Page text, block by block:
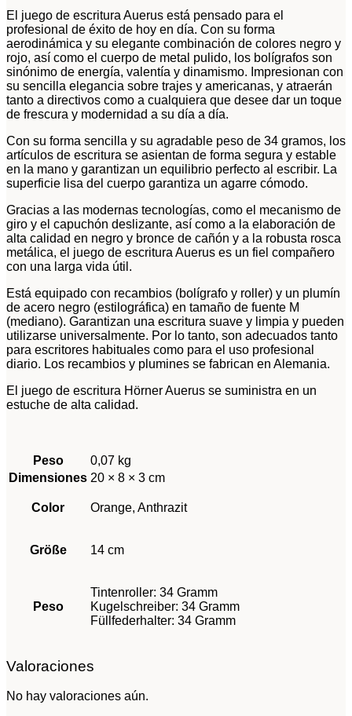
El juego de escritura Auerus está pensado para el
profesional de éxito de hoy en día. Con su forma
aerodinámica y su elegante combinación de colores negro y
rojo, así como el cuerpo de metal pulido, los bolígrafos son
sinónimo de energía, valentía y dinamismo. Impresionan con
su sencilla elegancia sobre trajes y americanas, y atraerán
tanto a directivos como a cualquiera que desee dar un toque
de frescura y modernidad a su día a día.
Con su forma sencilla y su agradable peso de 34 gramos, los
artículos de escritura se asientan de forma segura y estable
en la mano y garantizan un equilibrio perfecto al escribir. La
superficie lisa del cuerpo garantiza un agarre cómodo.
Gracias a las modernas tecnologías, como el mecanismo de
giro y el capuchón deslizante, así como a la elaboración de
alta calidad en negro y bronce de cañón y a la robusta rosca
metálica, el juego de escritura Auerus es un fiel compañero
con una larga vida útil.
Está equipado con recambios (bolígrafo y roller) y un plumín
de acero negro (estilográfica) en tamaño de fuente M
(mediano). Garantizan una escritura suave y limpia y pueden
utilizarse universalmente. Por lo tanto, son adecuados tanto
para escritores habituales como para el uso profesional
diario. Los recambios y plumines se fabrican en Alemania.
El juego de escritura Hörner Auerus se suministra en un
estuche de alta calidad.
Peso
0,07 kg
Dimensiones 20 × 8 × 3 cm
Color Orange, Anthrazit
Größe 14 cm
Peso
Tintenroller: 34 Gramm
Kugelschreiber: 34 Gramm
Füllfederhalter: 34 Gramm
Valoraciones
No hay valoraciones aún.